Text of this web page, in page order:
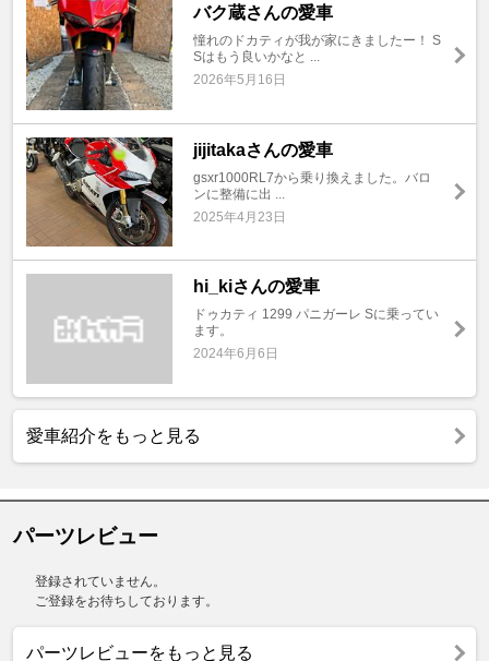
バク蔵さんの愛車
憧れのドカティが我が家にきましたー！ S
Sはもう良いかなと ...
2026年5月16日
jijitakaさんの愛車
gsxr1000RL7から乗り換えました。バロ
ンに整備に出 ...
2025年4月23日
hi_kiさんの愛車
ドゥカティ 1299 パニガーレ Sに乗ってい
ます。
2024年6月6日
愛車紹介をもっと見る
パーツレビュー
登録されていません。
ご登録をお待ちしております。
パーツレビューをもっと見る